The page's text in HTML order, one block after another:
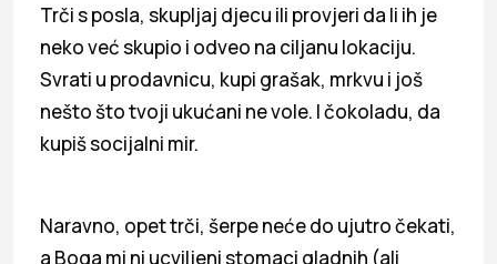
Trči s posla, skupljaj djecu ili provjeri da li ih je
neko već skupio i odveo na ciljanu lokaciju.
Svrati u prodavnicu, kupi grašak, mrkvu i još
nešto što tvoji ukućani ne vole. I čokoladu, da
kupiš socijalni mir.
Naravno, opet trči, šerpe neće do ujutro čekati,
a Boga mi ni ucviljeni stomaci gladnih (ali